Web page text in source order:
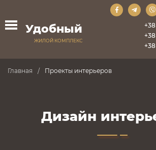
Удобный
ЖИЛОЙ КОМПЛЕКС
Главная Проекты интерьеров
Дизайн